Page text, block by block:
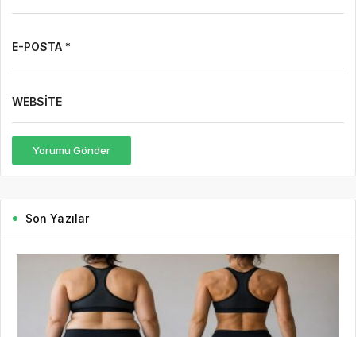
E-POSTA *
WEBSITE
Yorumu Gönder
Son Yazılar